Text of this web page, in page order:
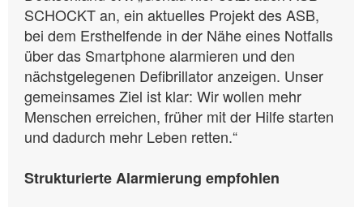
SCHOCKT an, ein aktuelles Projekt des ASB,
bei dem Ersthelfende in der Nähe eines Notfalls
über das Smartphone alarmieren und den
nächstgelegenen Defibrillator anzeigen. Unser
gemeinsames Ziel ist klar: Wir wollen mehr
Menschen erreichen, früher mit der Hilfe starten
und dadurch mehr Leben retten.“
Strukturierte Alarmierung empfohlen